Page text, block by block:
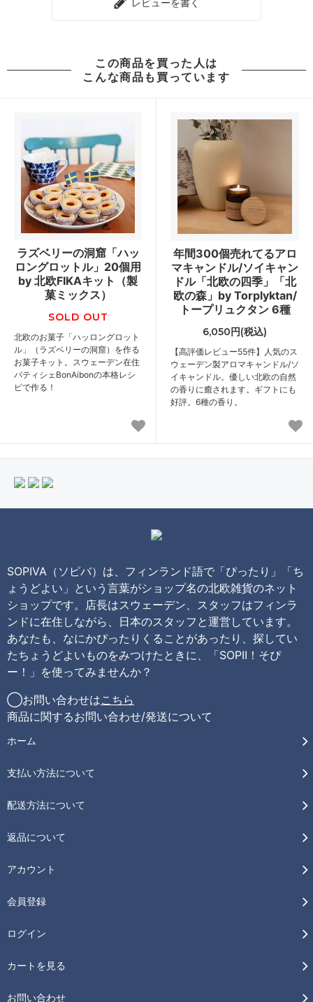
この商品を買った人は
こんな商品も買っています
ラズベリーの洞窟「ハッ
ロングロットル」20個用
by 北欧FIKAキット（製
菓ミックス）
SOLD OUT
北欧のお菓子「ハッロングロット
ル」（ラズベリーの洞窟）を作る
お菓子キット。スウェーデン在住
パティシェBonAibonの本格レシ
ピで作る！
年間300個売れてるアロ
マキャンドル/ソイキャン
ドル「北欧の四季」「北
欧の森」by Torplyktan/
トープリュクタン 6種
6,050円(税込)
【高評価レビュー55件】人気のス
ウェーデン製アロマキャンドル/ソ
イキャンドル。優しい北欧の自然
の香りに癒されます。ギフトにも
好評。6種の香り。
SOPIVA（ソピバ）は、フィンランド語で「ぴったり」「ち
ょうどよい」という言葉がショップ名の北欧雑貨のネット
ショップです。店長はスウェーデン、スタッフはフィンラ
ンドに在住しながら、日本のスタッフと運営しています。
あなたも、なにかぴったりくることがあったり、探してい
たちょうどよいものをみつけたときに、「SOPII！そぴ
ー！」を使ってみませんか？
◯お問い合わせはこちら
商品に関するお問い合わせ/発送について
ホーム
支払い方法について
配送方法について
返品について
アカウント
会員登録
ログイン
カートを見る
お問い合わせ